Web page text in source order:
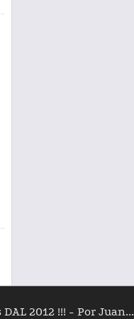
2012 !!! - Por Juan...